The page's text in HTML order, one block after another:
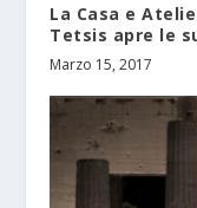
La Casa e
Tetsis apre le
Marzo 15, 2017